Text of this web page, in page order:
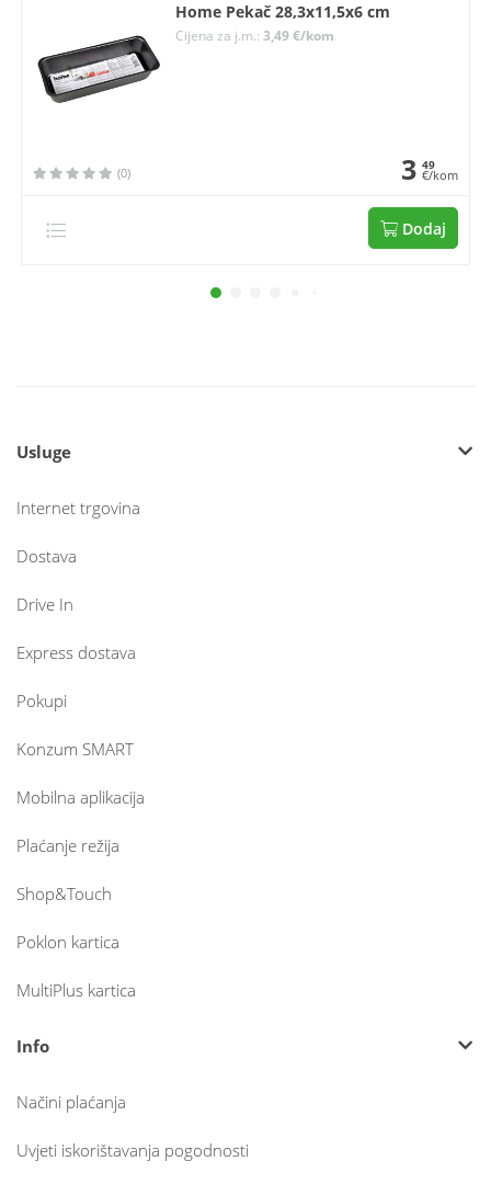
Home Pekač 28,3x11,5x6 cm
Cijena za j.m.:3,49 €/kom
(0) 3 49
€/kom
Dodaj
Usluge
Internet trgovina
Dostava
Drive In
Express dostava
Pokupi
Konzum SMART
Mobilna aplikacija
Plaćanje režija
Shop&Touch
Poklon kartica
MultiPlus kartica
Info
Načini plaćanja
Uvjeti iskorištavanja pogodnosti